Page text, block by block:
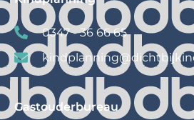
0347 - 36 66 65
kindplanning@
Gastouderbureau